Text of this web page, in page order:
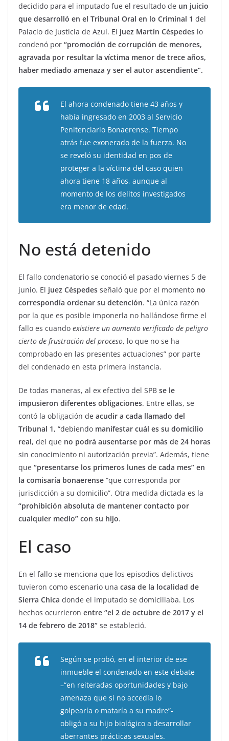
decidido para el imputado fue el resultado de un juicio
que desarrolló en el Tribunal Oral en lo Criminal 1 del
Palacio de Justicia de Azul. El juez Martín Céspedes lo
condenó por “promoción de corrupción de menores,
agravada por resultar la víctima menor de trece años,
haber mediado amenaza y ser el autor ascendiente”.
El ahora condenado tiene 43 años y
había ingresado en 2003 al Servicio
Penitenciario Bonaerense. Tiempo
atrás fue exonerado de la fuerza. No
se reveló su identidad en pos de
proteger a la víctima del caso quien
ahora tiene 18 años, aunque al
momento de los delitos investigados
era menor de edad.
No está detenido
El fallo condenatorio se conoció el pasado viernes 5 de
junio. El juez Céspedes señaló que por el momento no
correspondía ordenar su detención. “La única razón
por la que es posible imponerla no hallándose firme el
fallo es cuando existiere un aumento verificado de peligro
cierto de frustración del proceso, lo que no se ha
comprobado en las presentes actuaciones” por parte
del condenado en esta primera instancia.
De todas maneras, al ex efectivo del SPB se le
impusieron diferentes obligaciones. Entre ellas, se
contó la obligación de acudir a cada llamado del
Tribunal 1, “debiendo manifestar cuál es su domicilio
real, del que no podrá ausentarse por más de 24 horas
sin conocimiento ni autorización previa”. Además, tiene
que “presentarse los primeros lunes de cada mes” en
la comisaría bonaerense “que corresponda por
jurisdicción a su domicilio”. Otra medida dictada es la
“prohibición absoluta de mantener contacto por
cualquier medio” con su hijo.
El caso
En el fallo se menciona que los episodios delictivos
tuvieron como escenario una casa de la localidad de
Sierra Chica donde el imputado se domiciliaba. Los
hechos ocurrieron entre “el 2 de octubre de 2017 y el
14 de febrero de 2018” se estableció.
Según se probó, en el interior de ese
inmueble el condenado en este debate
–“en reiteradas oportunidades y bajo
amenaza que si no accedía lo
golpearía o mataría a su madre”-
obligó a su hijo biológico a desarrollar
aberrantes prácticas sexuales.